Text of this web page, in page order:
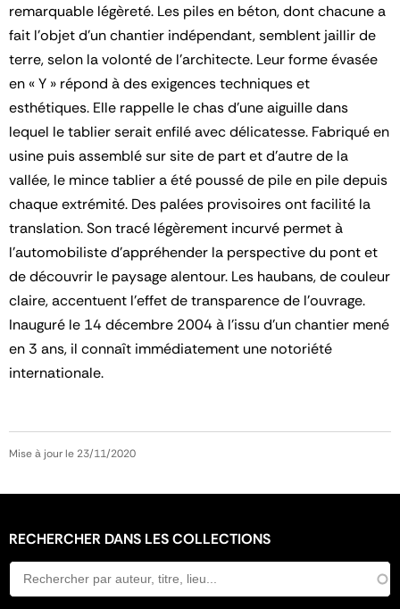
remarquable légèreté. Les piles en béton, dont chacune a
fait l’objet d’un chantier indépendant, semblent jaillir de
terre, selon la volonté de l’architecte. Leur forme évasée
en « Y » répond à des exigences techniques et
esthétiques. Elle rappelle le chas d’une aiguille dans
lequel le tablier serait enfilé avec délicatesse. Fabriqué en
usine puis assemblé sur site de part et d’autre de la
vallée, le mince tablier a été poussé de pile en pile depuis
chaque extrémité. Des palées provisoires ont facilité la
translation. Son tracé légèrement incurvé permet à
l’automobiliste d’appréhender la perspective du pont et
de découvrir le paysage alentour. Les haubans, de couleur
claire, accentuent l’effet de transparence de l’ouvrage.
Inauguré le 14 décembre 2004 à l’issu d’un chantier mené
en 3 ans, il connaît immédiatement une notoriété
internationale.
Mise à jour le 23/11/2020
RECHERCHER DANS LES COLLECTIONS